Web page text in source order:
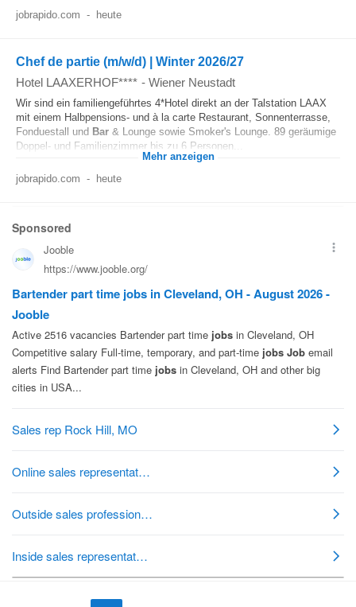
jobrapido.com - heute
Chef de partie (m/w/d) | Winter 2026/27
Hotel LAAXERHOF**** - Wiener Neustadt
Wir sind ein familiengeführtes 4*Hotel direkt an der Talstation LAAX
mit einem Halbpensions- und à la carte Restaurant, Sonnenterrasse,
Fonduestall und Bar & Lounge sowie Smoker's Lounge. 89 geräumige
Doppel- und Familienzimmer bis zu 6 Personen...
Mehr anzeigen
jobrapido.com - heute